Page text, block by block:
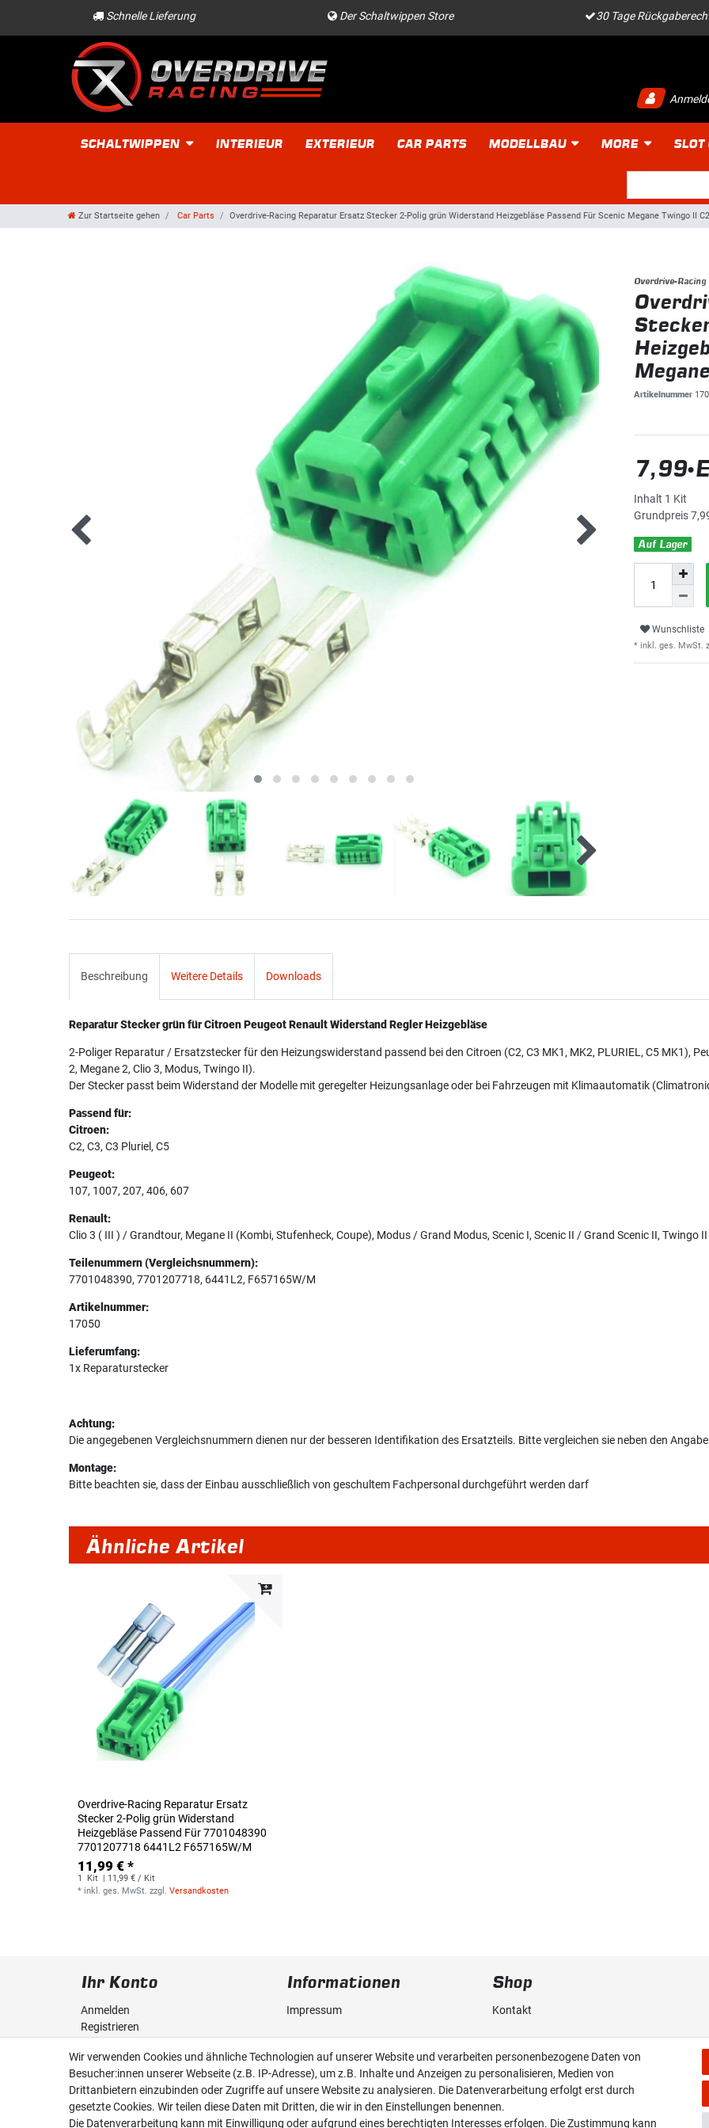
Schnelle Lieferung Der Schaltwippen Store 30 Tage
SCHALTWIPPEN INTERIEUR EXTERIEUR CAR PARTS MODELLBAU MORE
Zur Startseite gehen Car Parts Overdrive-Racing Reparatur Ersatz Stecker 2-Polig grün Widerstand Heizgebläse Passend Für Scenic Megane Twingo II
Overdrive-Racing
Artikelnummer
7,99
Inhalt 1 Kit
Grundpreis
Auf Lager
Wunschliste
* inkl. ges. MwSt.
Beschreibung Weitere Details Downloads
Reparatur Stecker grün für Citroen Peugeot Renault Widerstand Regler Heizgebläse
2-Poliger Reparatur / Ersatzstecker für den Heizungswiderstand passend bei den Citroen (C2, C3 MK1, MK2, PLURIEL, C5 MK1),
2, Megane 2, Clio 3, Modus, Twingo II).
Der Stecker passt beim Widerstand der Modelle mit geregelter Heizungsanlage oder bei Fahrzeugen mit Klimaautomatik
Passend für:
Citroen:
C2, C3, C3 Pluriel, C5
Peugeot:
107, 1007, 207, 406, 607
Renault:
Clio 3 ( III ) / Grandtour, Megane II (Kombi, Stufenheck, Coupe), Modus / Grand Modus, Scenic I, Scenic II / Grand Scenic II, Twingo II
Teilenummern (Vergleichsnummern):
7701048390, 7701207718, 6441L2, F657165W/M
Artikelnummer:
17050
Lieferumfang:
1x Reparaturstecker
Achtung:
Die angegebenen Vergleichsnummern dienen nur der besseren Identifikation des Ersatzteils. Bitte vergleichen sie neben den
Montage:
Bitte beachten sie, dass der Einbau ausschließlich von geschultem Fachpersonal durchgeführt werden darf
Ähnliche Artikel
Overdrive-Racing Reparatur Ersatz
Stecker 2-Polig grün Widerstand
Heizgebläse Passend Für 7701048390
7701207718 6441L2 F657165W/M
11,99 € *
1 Kit
| 11,99 € / Kit
* inkl. ges. MwSt. zzgl.Versandkosten
Ihr Konto
Anmelden
Registrieren
Warenkorb
Wunschliste
Informationen
Impressum
AGB
Shop
Kontakt
Widerrufs­recht
Widerruf erklären
Wir verwenden Cookies und ähnliche Technologien auf unserer Website und verarbeiten personenbezogene Daten von
Besucher:innen unserer Webseite (z.B. IP-Adresse), um z.B. Inhalte und Anzeigen zu personalisieren, Medien von
Drittanbietern einzubinden oder Zugriffe auf unsere Website zu analysieren. Die Datenverarbeitung erfolgt erst durch
gesetzte Cookies. Wir teilen diese Daten mit Dritten, die wir in den Einstellungen benennen.
Die Datenverarbeitung kann mit Einwilligung oder aufgrund eines berechtigten Interesses erfolgen. Die Zustimmung kann